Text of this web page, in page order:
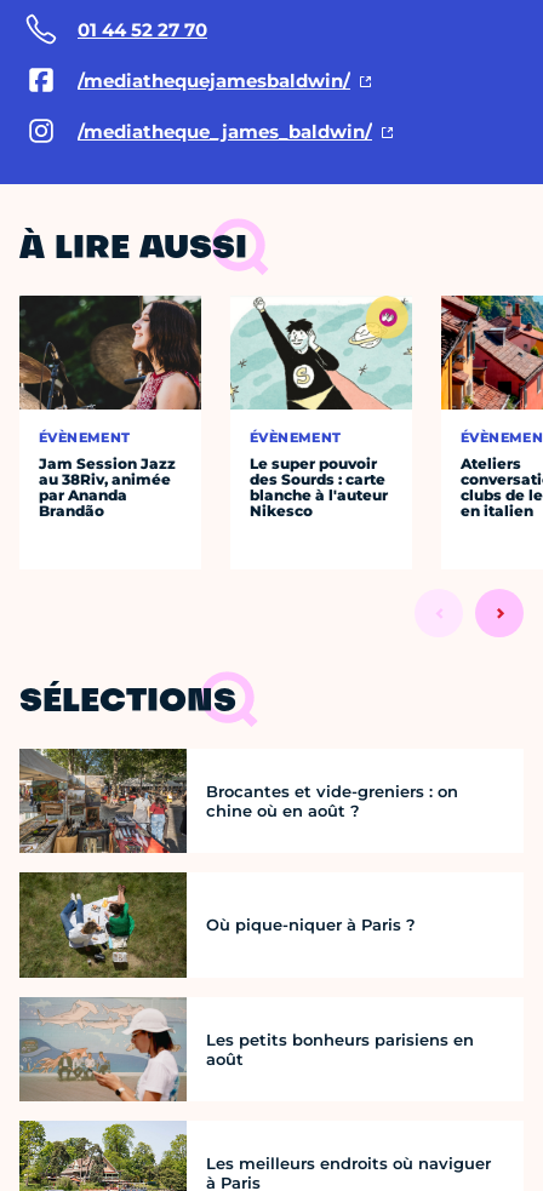
01 44 52 27 70
/mediathequejamesbaldwin/
/mediatheque_james_baldwin/
À LIRE AUSSI
ÉVÈNEMENT
Jam Session Jazz
au 38Riv, animée
par Ananda
Brandão
ÉVÈNEMENT
Le super pouvoir
des Sourds : carte
blanche à l'auteur
Nikesco
Ateliers
clubs de
en italien
SÉLECTIONS
Brocantes et vide-greniers : on
chine où en août ?
Où pique-niquer à Paris ?
Les petits bonheurs parisiens en
août
Les meilleurs endroits où naviguer
à Paris